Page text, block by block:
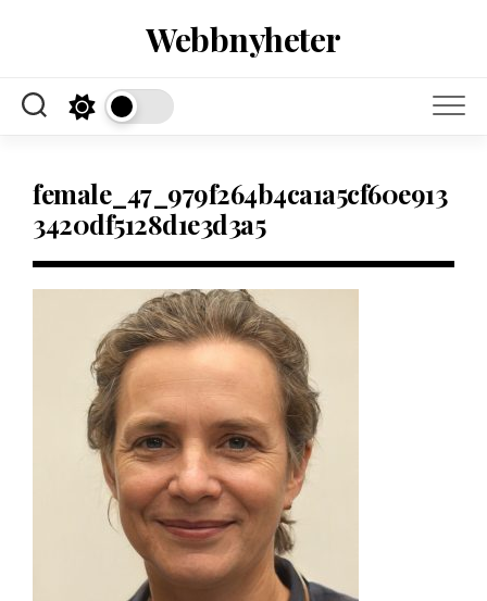
Webbnyheter
female_47_979f264b4ca1a5cf60e913
3420df5128d1e3d3a5